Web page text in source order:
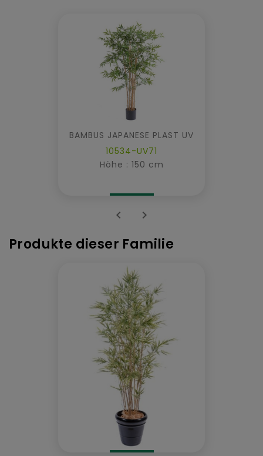
BAMBUS JAPANESE PLAST UV
10534-UV71
Höhe : 150 cm
 
Produkte dieser Familie